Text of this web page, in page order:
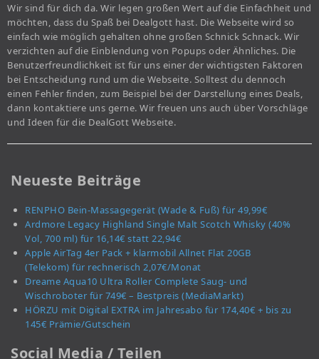
Wir sind für dich da. Wir legen großen Wert auf die Einfachheit und
möchten, dass du Spaß bei Dealgott hast. Die Webseite wird so
einfach wie möglich gehalten ohne großen Schnick Schnack. Wir
verzichten auf die Einblendung von Popups oder Ähnliches. Die
Benutzerfreundlichkeit ist für uns einer der wichtigsten Faktoren
bei Entscheidung rund um die Webseite. Solltest du dennoch
einen Fehler finden, zum Beispiel bei der Darstellung eines Deals,
dann kontaktiere uns gerne. Wir freuen uns auch über Vorschläge
und Ideen für die DealGott Webseite.
Neueste Beiträge
RENPHO Bein-Massagegerät (Wade & Fuß) für 49,99€
Ardmore Legacy Highland Single Malt Scotch Whisky (40%
Vol, 700 ml) für 16,14€ statt 22,94€
Apple AirTag 4er Pack + klarmobil Allnet Flat 20GB
(Telekom) für rechnerisch 2,07€/Monat
Dreame Aqua10 Ultra Roller Complete Saug- und
Wischroboter für 749€ – Bestpreis (MediaMarkt)
HÖRZU mit Digital EXTRA im Jahresabo für 174,40€ + bis zu
145€ Prämie/Gutschein
Social Media / Teilen